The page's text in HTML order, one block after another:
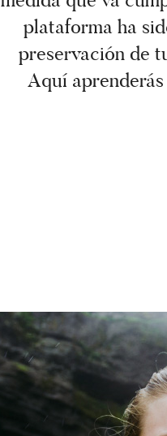
plataforma ha
preservación de
Aquí